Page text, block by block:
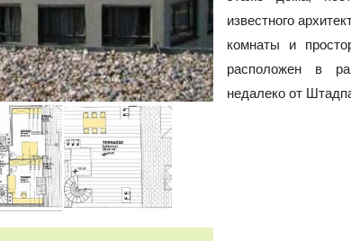
известного
комнаты и
расположен в
недалеко от